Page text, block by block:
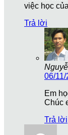
việc học
Trả lời
06/
Em
Chúc
Trả lời